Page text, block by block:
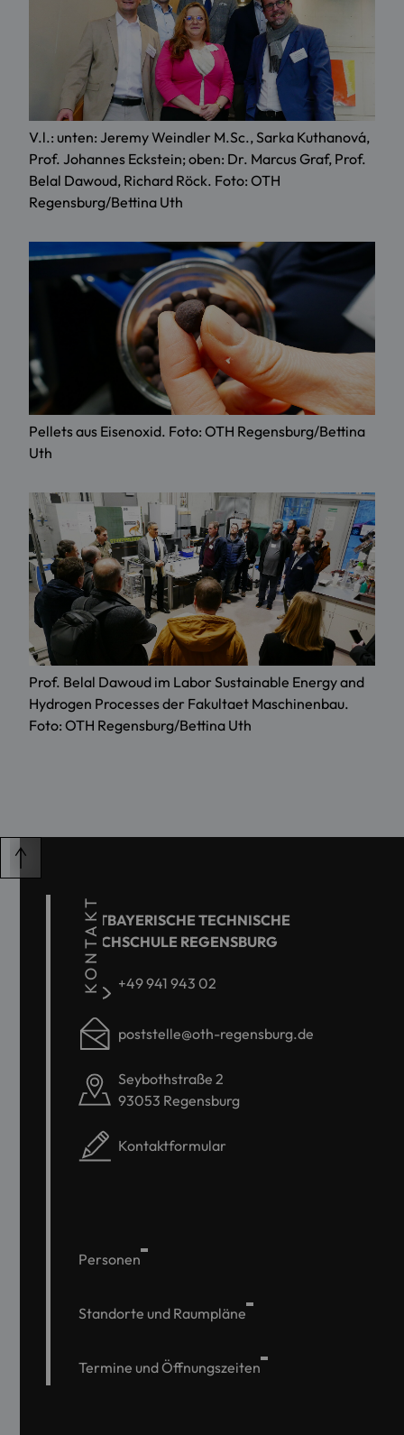
V.l.: unten: Jeremy Weindler M.Sc., Sarka Kuthanová,
Prof. Johannes Eckstein; oben: Dr. Marcus Graf, Prof.
Belal Dawoud, Richard Röck. Foto: OTH
Regensburg/Bettina Uth
Pellets aus Eisenoxid. Foto: OTH Regensburg/Bettina
Uth
Prof. Belal Dawoud im Labor Sustainable Energy and
Hydrogen Processes der Fakultaet Maschinenbau.
Foto: OTH Regensburg/Bettina Uth
KONTAKT
OSTBAYERISCHE TECHNISCHE
HOCHSCHULE REGENSBURG
+49 941 943 02
poststelle@oth-regensburg.de
Seybothstraße 2
93053 Regensburg
Kontaktformular
Personen
Standorte und Raumpläne
Termine und Öffnungszeiten